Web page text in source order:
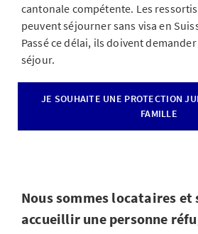
cantonale compétente. Les
peuvent séjourner sans visa en
Passé ce délai, ils doivent
séjour.
JE SOUHAITE UNE PROTECTION
FAMILLE
Nous sommes locataires
accueillir une personne